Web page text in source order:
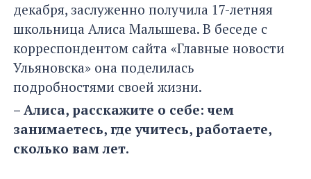
декабря, заслуженно получила 17-летняя
школьница Алиса Малышева. В беседе с
корреспондентом сайта «Главные новости
Ульяновска» она поделилась
подробностями своей жизни.
– Алиса, расскажите о себе: чем
занимаетесь, где учитесь, работаете,
сколько вам лет.